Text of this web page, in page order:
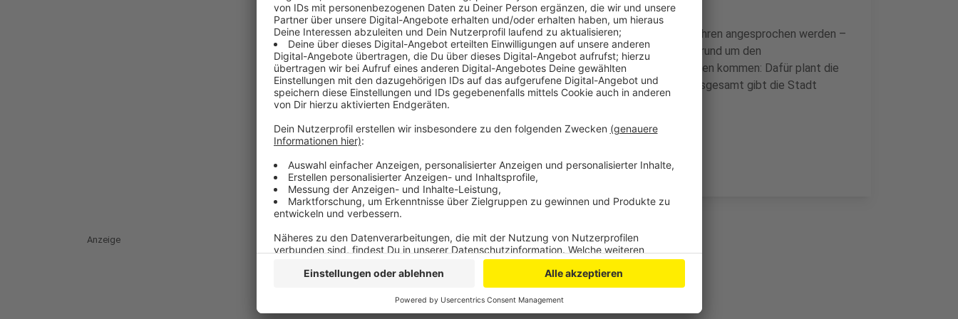
Mit den Neuerungen sollen vor allem Kinder zwischen 6 und 14 Jahren angesprochen werden –
laut Stadt die meist vertretende Altersgruppe im Einzugsgebiet rund um den
Spielplatz. Künftig sollen aber auch die ganz Kleinen auf ihre Kosten kommen: Dafür plant die
Stadt noch eine weitere Spielstation im östlichen Parkbereich. Insgesamt gibt die Stadt
180.000 Euro für die Sanierungsmaßnahme aus.
Anzeige
Anzeige